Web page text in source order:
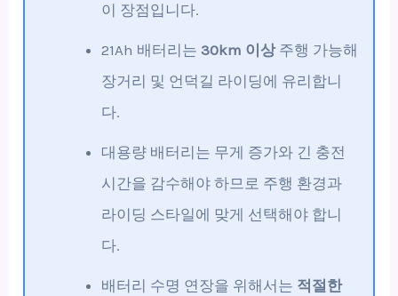
이 장점입니다.
21Ah 배터리는30km 이상주행 가능해
장거리 및 언덕길 라이딩에 유리합니
다.
대용량 배터리는 무게 증가와 긴 충전
시간을 감수해야 하므로 주행 환경과
라이딩 스타일에 맞게 선택해야 합니
다.
배터리 수명 연장을 위해서는 적절한